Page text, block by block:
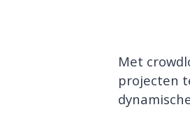
Met
projecten